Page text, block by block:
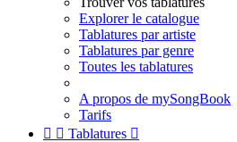
Explorer le catalogue
Tablatures par artiste
Tablatures par genre
Toutes les tablatures
A propos de mySongBook
Tarifs
  Tablatures 